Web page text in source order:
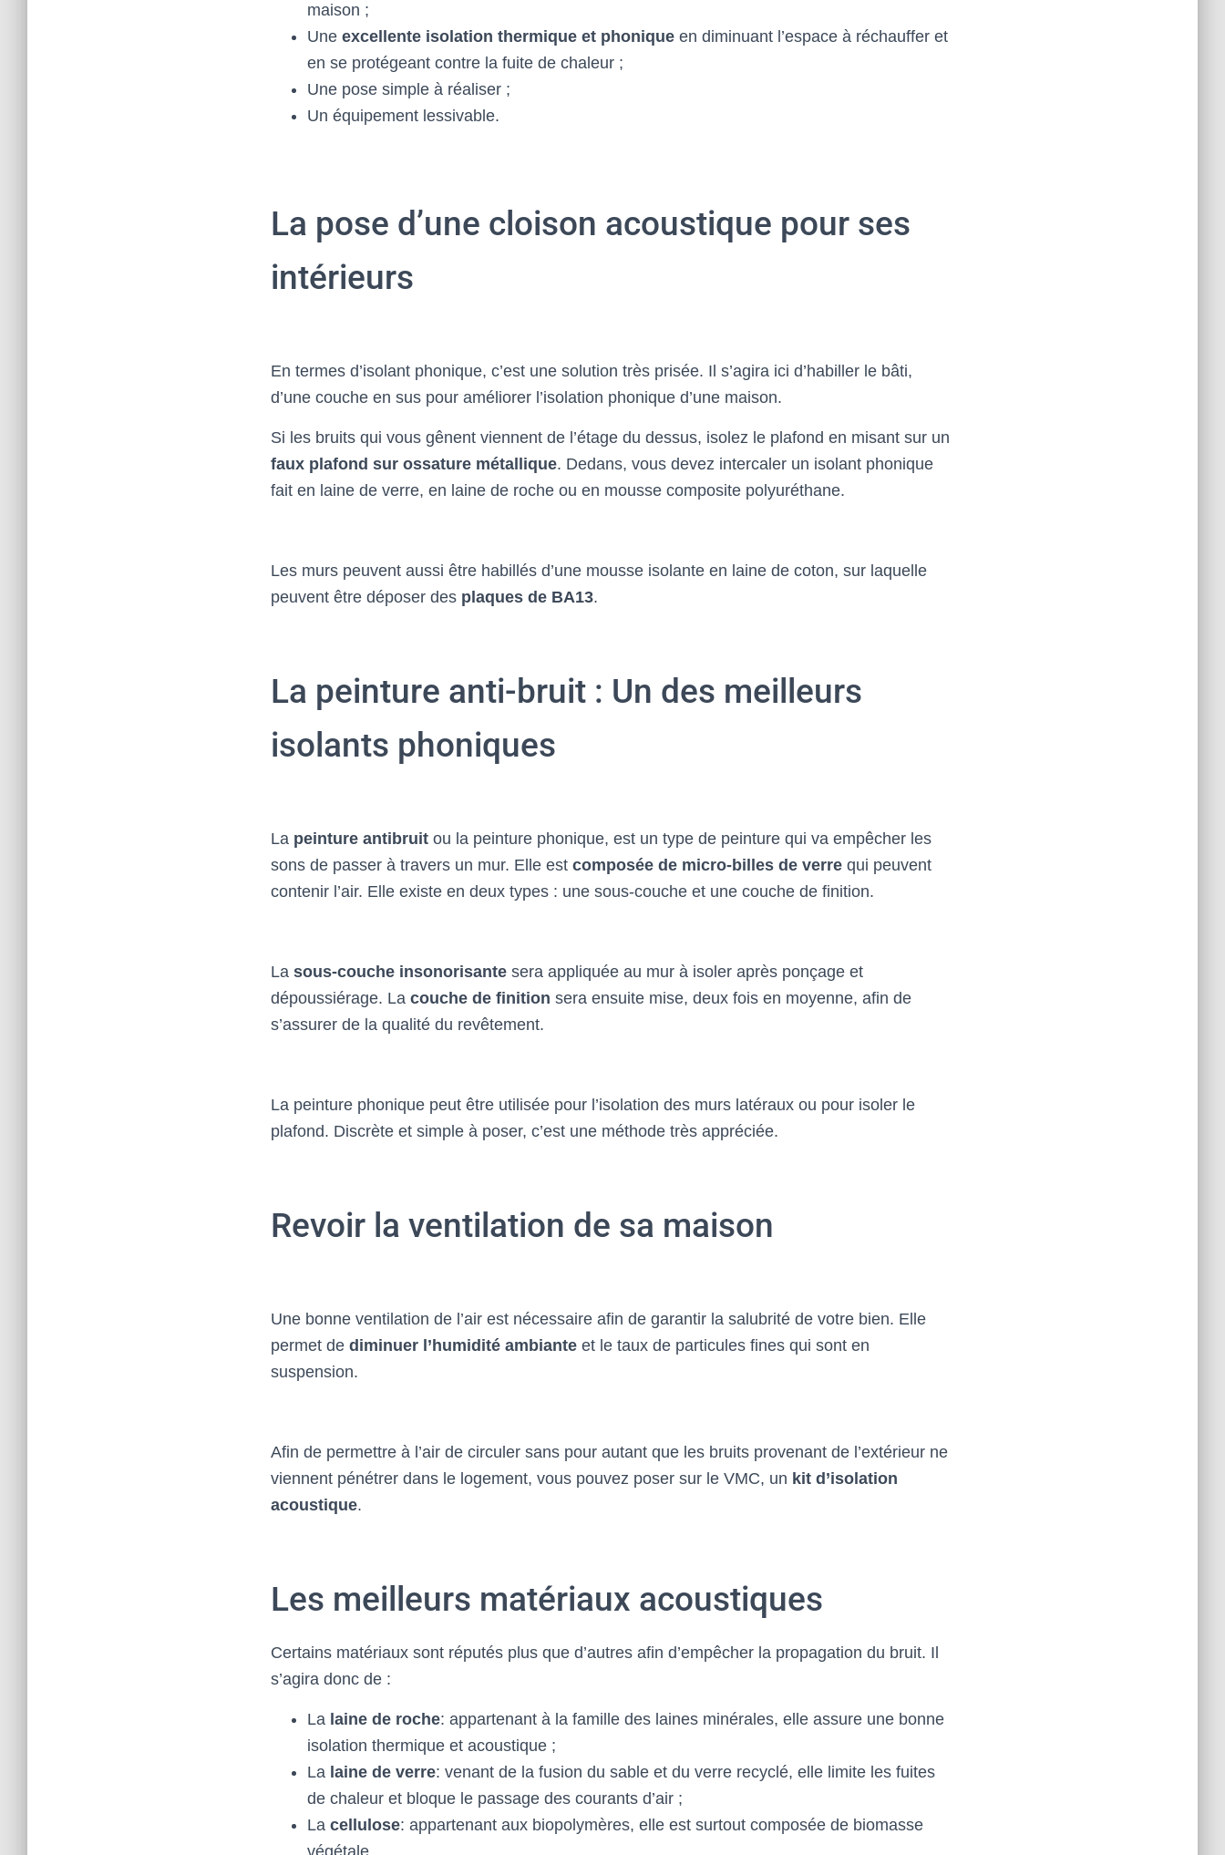
maison ;
Une excellente isolation thermique et phonique en diminuant l’espace à réchauffer et
en se protégeant contre la fuite de chaleur ;
Une pose simple à réaliser ;
Un équipement lessivable.
La pose d’une cloison acoustique pour ses
intérieurs
En termes d’isolant phonique, c’est une solution très prisée. Il s’agira ici d’habiller le bâti,
d’une couche en sus pour améliorer l’isolation phonique d’une maison.
Si les bruits qui vous gênent viennent de l’étage du dessus, isolez le plafond en misant sur un
faux plafond sur ossature métallique. Dedans, vous devez intercaler un isolant phonique
fait en laine de verre, en laine de roche ou en mousse composite polyuréthane.
Les murs peuvent aussi être habillés d’une mousse isolante en laine de coton, sur laquelle
peuvent être déposer des plaques de BA13.
La peinture anti-bruit : Un des meilleurs
isolants phoniques
La peinture antibruit ou la peinture phonique, est un type de peinture qui va empêcher les
sons de passer à travers un mur. Elle est composée de micro-billes de verre qui peuvent
contenir l’air. Elle existe en deux types : une sous-couche et une couche de finition.
La sous-couche insonorisante sera appliquée au mur à isoler après ponçage et
dépoussiérage. La couche de finition sera ensuite mise, deux fois en moyenne, afin de
s’assurer de la qualité du revêtement.
La peinture phonique peut être utilisée pour l’isolation des murs latéraux ou pour isoler le
plafond. Discrète et simple à poser, c’est une méthode très appréciée.
Revoir la ventilation de sa maison
Une bonne ventilation de l’air est nécessaire afin de garantir la salubrité de votre bien. Elle
permet de diminuer l’humidité ambiante et le taux de particules fines qui sont en
suspension.
Afin de permettre à l’air de circuler sans pour autant que les bruits provenant de l’extérieur ne
viennent pénétrer dans le logement, vous pouvez poser sur le VMC, un kit d’isolation
acoustique.
Les meilleurs matériaux acoustiques
Certains matériaux sont réputés plus que d’autres afin d’empêcher la propagation du bruit. Il
s’agira donc de :
La laine de roche: appartenant à la famille des laines minérales, elle assure une bonne
isolation thermique et acoustique ;
La laine de verre: venant de la fusion du sable et du verre recyclé, elle limite les fuites
de chaleur et bloque le passage des courants d’air ;
La cellulose: appartenant aux biopolymères, elle est surtout composée de biomasse
végétale.